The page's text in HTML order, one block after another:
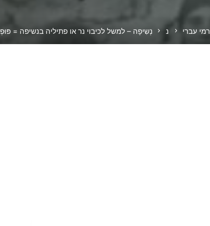
עברי נ נְשִיפָה – למשל לכיבוי נר או פתיליה בנשיפה = פּוּפְ